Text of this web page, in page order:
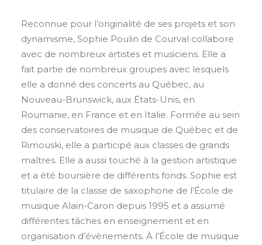
Reconnue pour l’originalité de ses projets et son
dynamisme, Sophie Poulin de Courval collabore
avec de nombreux artistes et musiciens. Elle a
fait partie de nombreux groupes avec lesquels
elle a donné des concerts au Québec, au
Nouveau-Brunswick, aux États-Unis, en
Roumanie, en France et en Italie. Formée au sein
des conservatoires de musique de Québec et de
Rimouski, elle a participé aux classes de grands
maîtres. Elle a aussi touché à la gestion artistique
et a été boursière de différents fonds. Sophie est
titulaire de la classe de saxophone de l’École de
musique Alain-Caron depuis 1995 et a assumé
différentes tâches en enseignement et en
organisation d’évènements. À l’École de musique